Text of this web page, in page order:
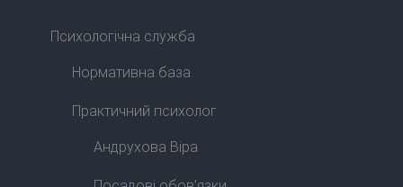
Психологічна служба
Нормативна база
Практичний психолог
Андрухова Віра